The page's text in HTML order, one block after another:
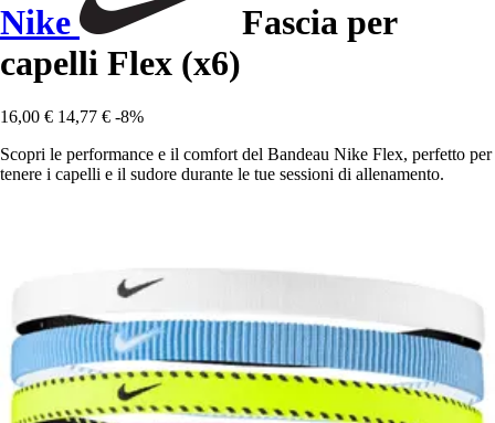
Nike
Fascia per
capelli Flex (x6)
16,00 € 14,77 € -8%
Scopri le performance e il comfort del Bandeau Nike Flex, perfetto per
tenere i capelli e il sudore durante le tue sessioni di allenamento.